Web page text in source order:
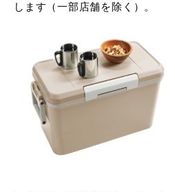
します（一部店舗を除く）。